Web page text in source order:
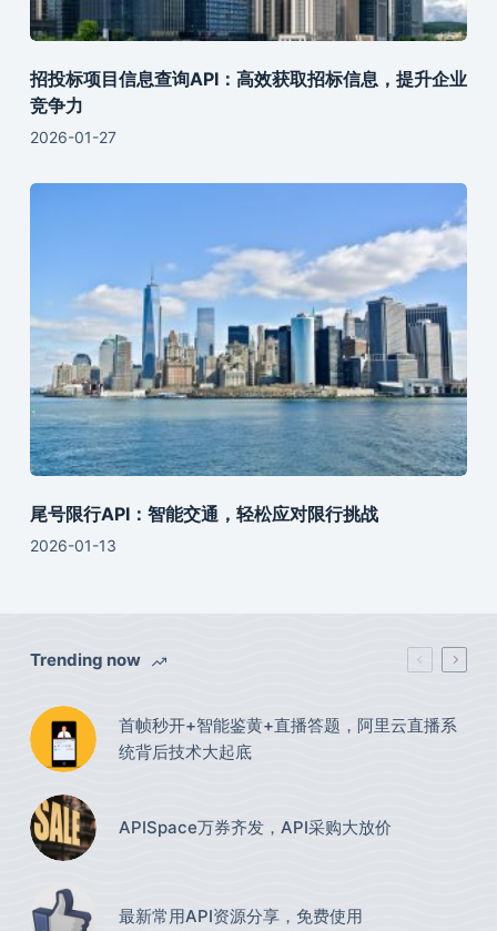
招投标项目信息查询API：高效获取招标信息，提升企业
竞争力
2026-01-27
尾号限行API：智能交通，轻松应对限行挑战
2026-01-13
Trending now
首帧秒开+智能鉴黄+直播答题，阿里云直播系
统背后技术大起底
APISpace万券齐发，API采购大放价
最新常用API资源分享，免费使用​